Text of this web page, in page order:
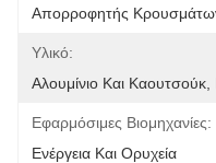
Απορροφητής
Υλικό:
Αλουμίνιο Και
Εφαρμόσιμες Βιομηχανίες:
Ενέργεια Και Ορυχεία